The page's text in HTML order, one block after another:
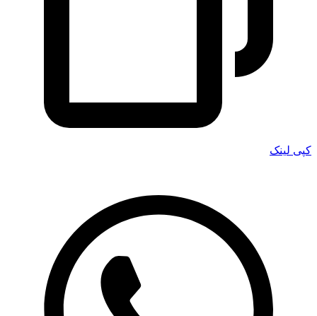
کپی لینک